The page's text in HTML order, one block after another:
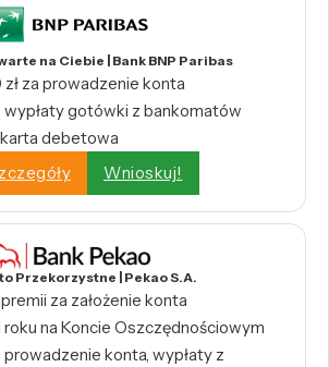
na Ciebie | Bank BNP Paribas
zł za prowadzenie konta
wypłaty gotówki z bankomatów
debetowa
Wnioskuj!
Przekorzystne | Pekao S.A.
za założenie konta
roku na Koncie Oszczędnościowym
prowadzenie konta, wypłaty z